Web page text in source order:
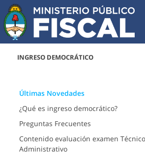
INGRESO DEMOCRÁTICO
Últimas Novedades
¿Qué es ingreso democrático?
Preguntas Frecuentes
Contenido evaluación examen Técnico
Administrativo